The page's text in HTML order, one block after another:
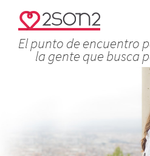
El punto de encuentro
la gente que busca